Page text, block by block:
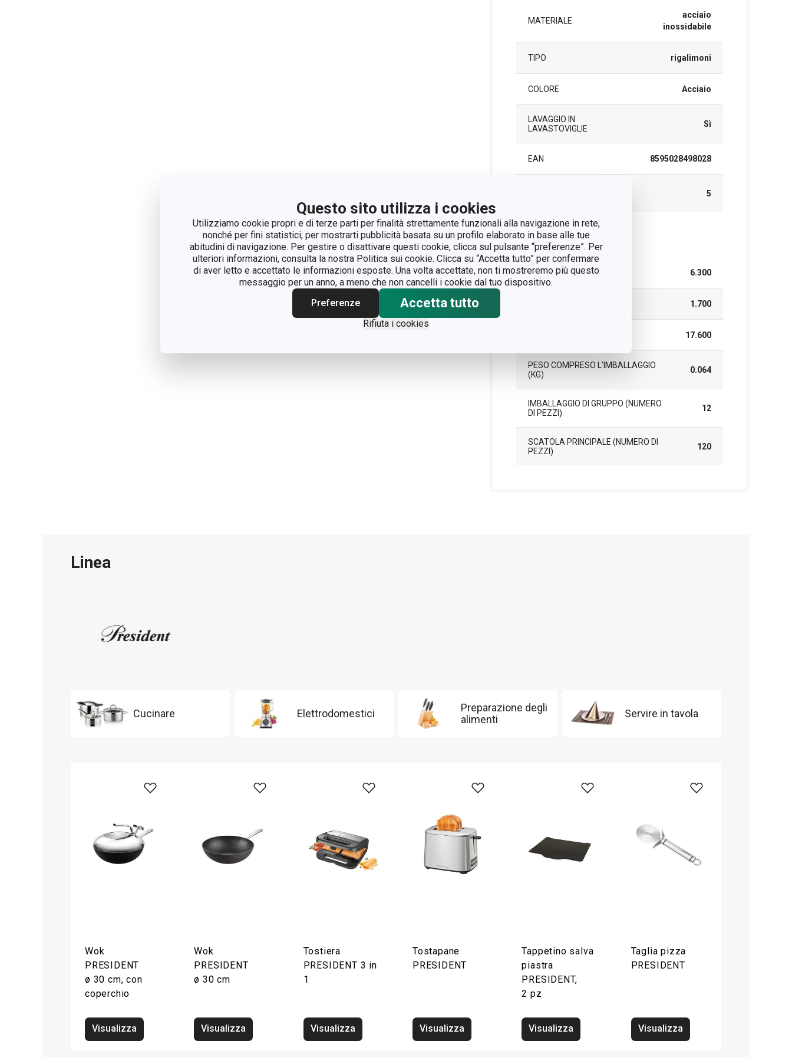
Questo sito utilizza i cookies
Utilizziamo cookie propri e di terze parti per finalità strettamente funzionali alla navigazione in rete,
nonché per fini statistici, per mostrarti pubblicità basata su un profilo elaborato in base alle tue
abitudini di navigazione. Per gestire o disattivare questi cookie, clicca sul pulsante “preferenze”. Per
ulteriori informazioni, consulta la nostra Politica sui cookie. Clicca su “Accetta tutto” per confermare
di aver letto e accettato le informazioni esposte. Una volta accettate, non ti mostreremo più questo
messaggio per un anno, a meno che non cancelli i cookie dal tuo dispositivo.
Preferenze
Accetta tutto
Rifiuta i cookies
MATERIALE
acciaio
inossidabile
TIPO rigalimoni
COLORE Acciaio
LAVAGGIO IN
LAVASTOVIGLIE
Sì
EAN 8595028498028
5
Pacchetto
LARGHEZZA (CM) 6.300
1.700
17.600
PESO COMPRESO L'IMBALLAGGIO
(KG)
0.064
IMBALLAGGIO DI GRUPPO (NUMERO
DI PEZZI)
12
SCATOLA PRINCIPALE (NUMERO DI
PEZZI)
120
Linea
Cucinare Elettrodomestici
Preparazione degli
alimenti
Servire in tavola
Wok
PRESIDENT
ø 30 cm, con
coperchio
Visualizza
Wok
PRESIDENT
ø 30 cm
Visualizza
Tostiera
PRESIDENT 3 in
1
Visualizza
Tostapane
PRESIDENT
Visualizza
Tappetino salva
piastra
PRESIDENT,
2 pz
Visualizza
Taglia pizza
PRESIDENT
Visualizza